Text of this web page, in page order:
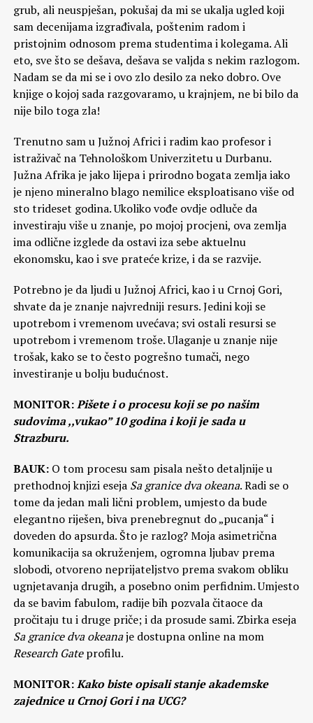
grub, ali neuspješan, pokušaj da mi se ukalja ugled koji
sam decenijama izgrađivala, poštenim radom i
pristojnim odnosom prema studentima i kolegama. Ali
eto, sve što se dešava, dešava se valjda s nekim razlogom.
Nadam se da mi se i ovo zlo desilo za neko dobro. Ove
knjige o kojoj sada razgovaramo, u krajnjem, ne bi bilo da
nije bilo toga zla!
Trenutno sam u Južnoj Africi i radim kao profesor i
istraživač na Tehnološkom Univerzitetu u Durbanu.
Južna Afrika je jako lijepa i prirodno bogata zemlja iako
je njeno mineralno blago nemilice eksploatisano više od
sto trideset godina. Ukoliko vođe ovdje odluče da
investiraju više u znanje, po mojoj procjeni, ova zemlja
ima odlične izglede da ostavi iza sebe aktuelnu
ekonomsku, kao i sve prateće krize, i da se razvije.
Potrebno je da ljudi u Južnoj Africi, kao i u Crnoj Gori,
shvate da je znanje najvredniji resurs. Jedini koji se
upotrebom i vremenom uvećava; svi ostali resursi se
upotrebom i vremenom troše. Ulaganje u znanje nije
trošak, kako se to često pogrešno tumači, nego
investiranje u bolju budućnost.
MONITOR:Pišete i o procesu koji se po našim
sudovima ,,vukao” 10 godina i koji je sada u
Strazburu.
BAUK:O tom procesu sam pisala nešto detaljnije u
prethodnoj knjizi eseja Sa granice dva okeana. Radi se o
tome da jedan mali lični problem, umjesto da bude
elegantno riješen, biva prenebregnut do „pucanja“ i
doveden do apsurda. Što je razlog? Moja asimetrična
komunikacija sa okruženjem, ogromna ljubav prema
slobodi, otvoreno neprijateljstvo prema svakom obliku
ugnjetavanja drugih, a posebno onim perfidnim. Umjesto
da se bavim fabulom, radije bih pozvala čitaoce da
pročitaju tu i druge priče; i da prosude sami. Zbirka eseja
Sa granice dva okeanaje dostupna online na mom
Research Gateprofilu.
MONITOR:Kako biste opisali stanje akademske
zajednice u Crnoj Gori i na UCG?